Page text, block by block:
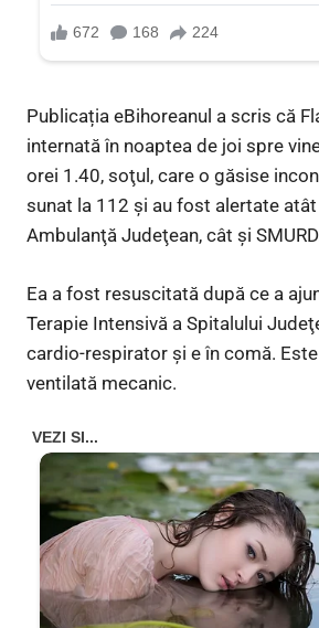
Publicația eBihoreanul a scris că
internată în noaptea de joi spre
orei 1.40, soţul, care o găsise
sunat la 112 şi au fost alertate
Ambulanţă Judeţean, cât şi
Ea a fost resuscitată după ce a
Terapie Intensivă a Spitalului
cardio-respirator și e în comă.
ventilată mecanic.